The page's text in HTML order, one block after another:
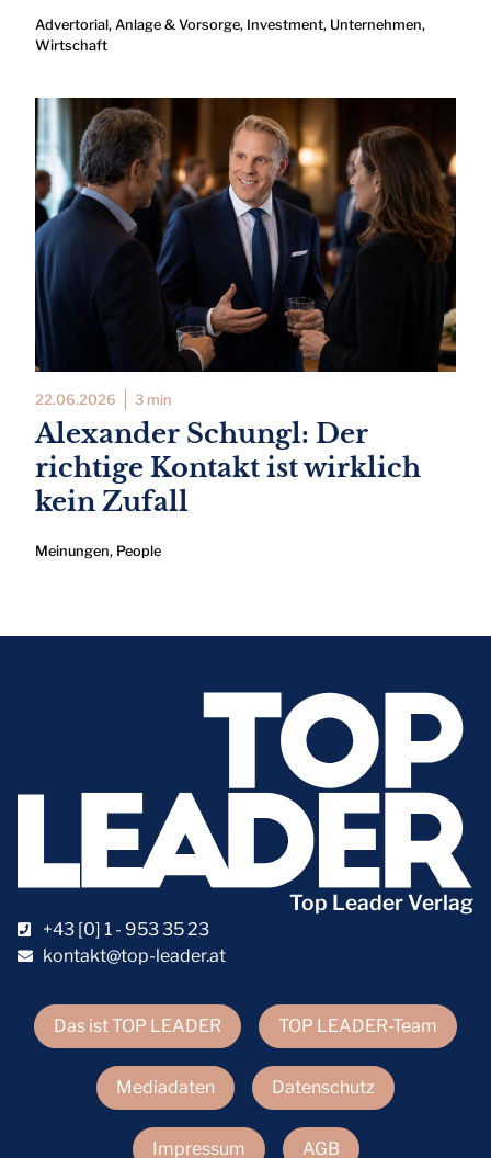
Advertorial, Anlage & Vorsorge, Investment, Unternehmen,
Wirtschaft
22.06.2026 3 min
Alexander Schungl: Der
richtige Kontakt ist wirklich
kein Zufall
Meinungen, People
Das ist TOP LEADER TOP LEADER-Team
Mediadaten Datenschutz
Impressum AGB
Top Leader Verlag
+43 [0] 1 - 953 35 23
kontakt@top-leader.at